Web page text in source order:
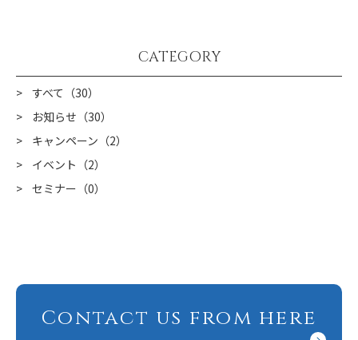
CATEGORY
すべて（30）
お知らせ（30）
キャンペーン（2）
イベント（2）
セミナー（0）
Contact us from here